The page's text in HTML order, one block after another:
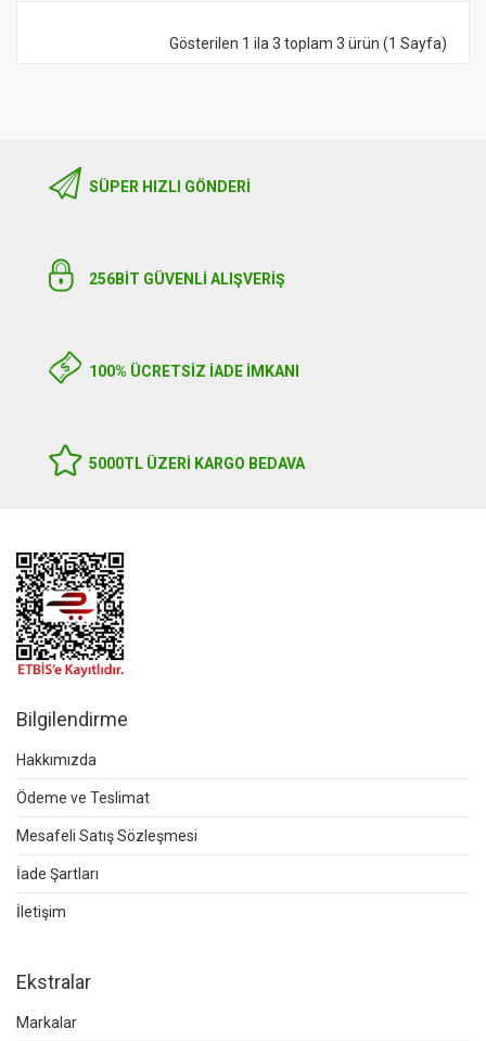
Gösterilen 1 ila 3 toplam 3 ürün (1 Sayfa)
SÜPER HIZLI GÖNDERI
256BIT GÜVENLİ ALIŞVERİŞ
100% ÜCRETSİZ İADE İMKANI
5000TL ÜZERI KARGO BEDAVA
Bilgilendirme
Hakkımızda
Ödeme ve Teslimat
Mesafeli Satış Sözleşmesi
İade Şartları
İletişim
Ekstralar
Markalar